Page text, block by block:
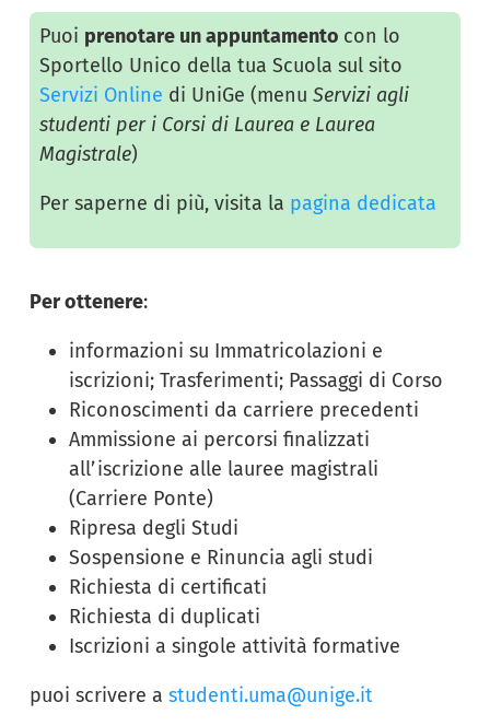
Puoi prenotare un appuntamento con lo
Sportello Unico della tua Scuola sul sito
Servizi Online di UniGe (menu Servizi agli
studenti per i Corsi di Laurea e Laurea
Magistrale)
Per saperne di più, visita la pagina dedicata
Per ottenere:
informazioni su Immatricolazioni e
iscrizioni; Trasferimenti; Passaggi di Corso
Riconoscimenti da carriere precedenti
Ammissione ai percorsi finalizzati
all’iscrizione alle lauree magistrali
(Carriere Ponte)
Ripresa degli Studi
Sospensione e Rinuncia agli studi
Richiesta di certificati
Richiesta di duplicati
Iscrizioni a singole attività formative
puoi scrivere a studenti.uma@unige.it